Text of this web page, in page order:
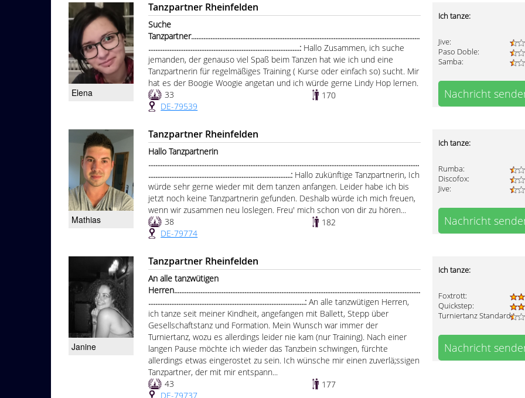
Elena
Tanzpartner Rheinfelden
Suche
Tanzpartner..................................................................................................................................
......................................................................................: Hallo Zusammen, ich suche
jemanden, der genauso viel Spaß beim Tanzen hat wie ich und eine
Tanzpartnerin für regelmäßiges Training ( Kurse oder einfach so) sucht. Mir
hat es der Boogie Woogie angetan und ich würde gerne Lindy Hop lernen.
33
170
DE-79539
Ich tanze:
Jive:
Paso Doble:
Samba:
Nachricht
Mathias
Tanzpartner Rheinfelden
Hallo Tanzpartnerin
..........................................................................................................................................................
.................................................................................: Hallo zukünftige Tanzpartnerin, Ich
würde sehr gerne wieder mit dem tanzen anfangen. Leider habe ich bis
jetzt noch keine Tanzpartnerin gefunden. Deshalb würde ich mich freuen,
wenn wir zusammen neu loslegen. Freu' mich schon von dir zu hören...
38
182
DE-79774
Ich tanze:
Rumba:
Discofox:
Jive:
Nachricht
Janine
Tanzpartner Rheinfelden
An alle tanzwütigen
Herren............................................................................................................................................
.........................................................................................:An alle tanzwütigen Herren,
ich tanze seit meiner Kindheit, angefangen mit Ballett, Stepp über
Gesellschaftstanz und Formation. Mein Wunsch war immer der
Turniertanz, wozu es allerdings leider nie kam (nur Training). Nach einer
langen Pause möchte ich wieder das Tanzbein schwingen, fürchte
allerdings etwas eingerostet zu sein. Ich wünsche mir einen zuverlä;ssigen
Tanzpartner, der mit mir entspann...
43
177
DE-79737
Ich tanze:
Foxtrott:
Quickstep:
Turniertanz Standard:
Nachricht